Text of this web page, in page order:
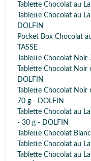
Tablette Chocolat au
Tablette Chocolat au
DOLFIN
Pocket Box Chocolat
TASSE
Tablette Chocolat
Tablette Chocolat
DOLFIN
Tablette Chocolat Noir
70 g - DOLFIN
Tablette Chocolat au
- 30 g - DOLFIN
Tablette Chocolat
Tablette Chocolat au
Tablette Chocolat au